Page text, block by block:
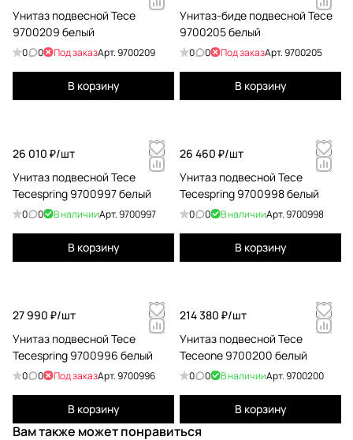
Унитаз подвесной Tece
9700209 белый
0 0 Под заказАрт.9700209
В корзину
Унитаз-биде подвесной Tece
9700205 белый
0 0 Под заказАрт.9700205
В корзину
26 010 ₽/шт
Унитаз подвесной Tece
Tecespring 9700997 белый
0 0 В наличииАрт.9700997
В корзину
26 460 ₽/шт
Унитаз подвесной Tece
Tecespring 9700998 белый
0 0 В наличииАрт.9700998
В корзину
27 990 ₽/шт
Унитаз подвесной Tece
Tecespring 9700996 белый
0 0 Под заказАрт.9700996
В корзину
214 380 ₽/шт
Унитаз подвесной Tece
Teceone 9700200 белый
0 0 В наличииАрт.9700200
В корзину
Вам также может понравиться